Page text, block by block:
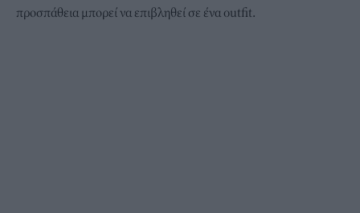
προσπάθεια μπορεί να επιβληθεί σε ένα outfit.